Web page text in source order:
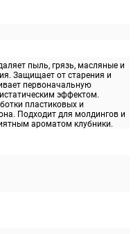
пыль, грязь, масляные и
Защищает от старения и
первоначальную
эффектом.
пластиковых и
Подходит для молдингов и
ароматом клубники.